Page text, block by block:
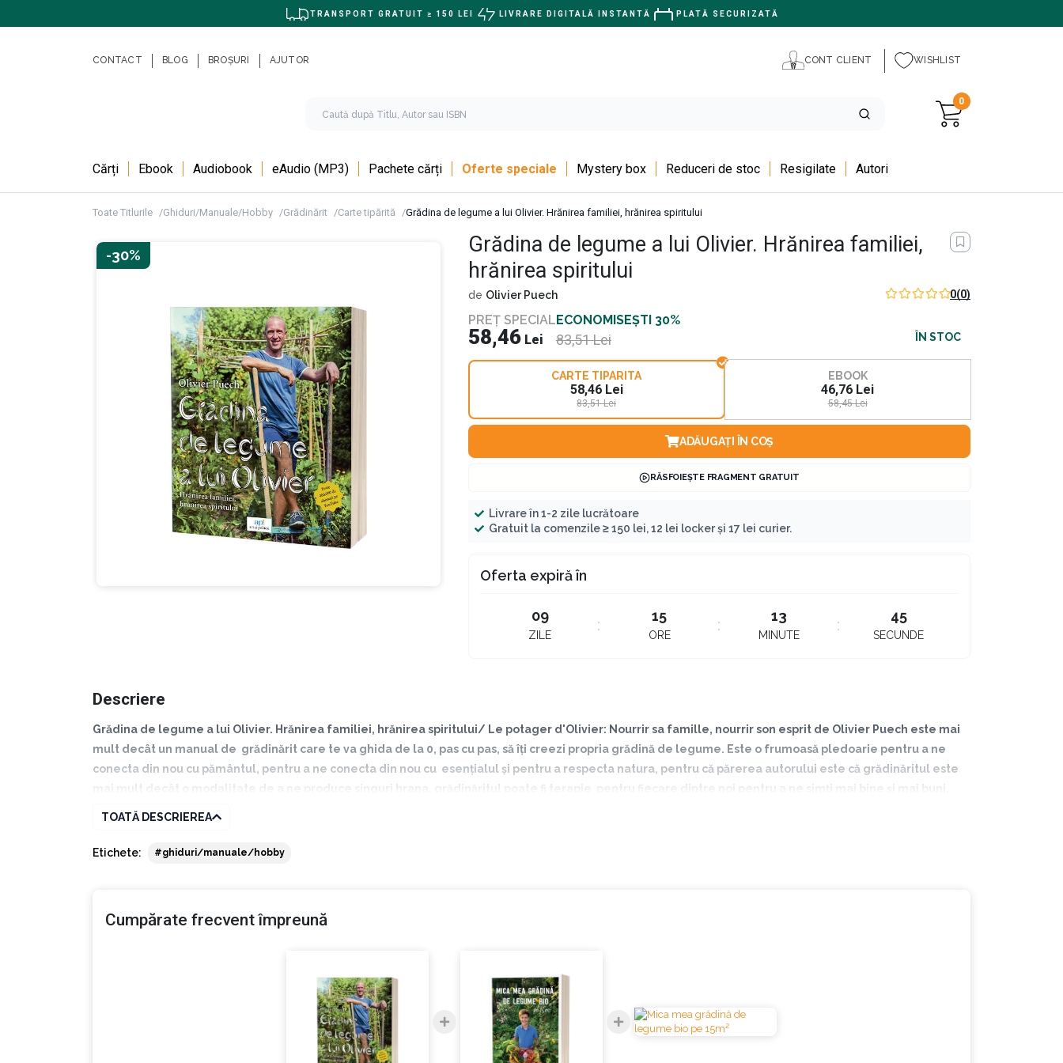
TRANSPORT GRATUIT ≥ 150 LEI LIVRARE DIGITALĂ INSTANTĂ PLATĂ SECURIZATĂ
CONTACT BLOG BROȘURI AJUTOR CONT CLIENT WISHLIST
0
Cărți Ebook Audiobook eAudio (MP3) Pachete cărți Oferte speciale Mystery box Reduceri de stoc Resigilate Autori
Toate Titlurile Ghiduri/Manuale/Hobby Grădinărit Carte tipărită Grădina de legume a lui Olivier. Hrănirea familiei, hrănirea spiritului
-30%
Grădina de legume a lui Olivier. Hrănirea familiei,
hrănirea spiritului
de Olivier Puech 0(0)
PREȚ SPECIAL
58,46 Lei
ECONOMISEȘTI 30%
83,51Lei ÎN STOC
CARTE TIPARITA
58,46 Lei
83,51 Lei
EBOOK
46,76 Lei
58,45 Lei
ADĂUGAȚI ÎN COȘ
RĂSFOIEȘTE FRAGMENT GRATUIT
Livrare în 1-2 zile lucrătoare
Gratuit la comenzile ≥ 150 lei, 12 lei locker și 17 lei curier.
Oferta expiră în
09
ZILE
15
ORE
13
MINUTE
45
SECUNDE
Descriere
Grădina de legume a lui Olivier. Hrănirea familiei, hrănirea spiritului/ Le potager d'Olivier: Nourrir sa famille, nourrir son esprit de Olivier Puech este mai
mult decât un manual de grădinărit care te va ghida de la 0, pas cu pas, să îți creezi propria grădină de legume. Este o frumoasă pledoarie pentru a ne
conecta din nou cu pământul, pentru a ne conecta din nou cu esențialul și pentru a respecta natura, pentru că părerea autorului este că grădinăritul este
mai mult decât o modalitate de a ne produce singuri hrana, grădinăritul poate fi terapie pentru fiecare dintre noi pentru a ne simți mai bine și mai buni,
mai utili și mai capabili să folosim planeta aceasta într-un mod responsabil și inteligent.
Olivier Puecha crescut înconjurat de natură, îndrăgostindu-se de grădinile celor doi bunici ai săi și visând ca într-o bună zi să aibă și el propria lui grădină de legume.
După ce a studiat geologia, Olivier s-a reorientat către obținerea unei diplome profesionale în brutărie, deoarece a fost atras dintotdeauna de munca manuală. O alergie la
făină l-a obligat să abandoneze această meserie și să se reorienteze către o școală de comerț. Ulterior, a lucrat timp de mai mulți ani ca manager într-un hipermarket,
TOATĂ DESCRIEREA
Etichete: #ghiduri/manuale/hobby
Cumpărate frecvent împreună